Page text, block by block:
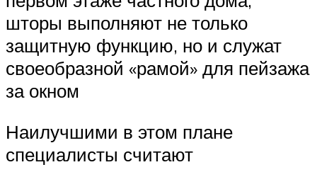
шторы выполняют не только
защитную функцию, но и служат
своеобразной «рамой» для пейзажа
за окном
Наилучшими в этом плане
специалисты считают